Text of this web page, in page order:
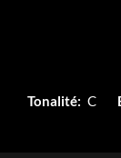
Tonalité: C